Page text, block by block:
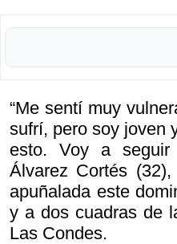
“Me sentí muy
sufrí, pero soy joven
esto. Voy a seguir
Álvarez Cortés
apuñalada este
y a dos cuadras de
Las Condes.